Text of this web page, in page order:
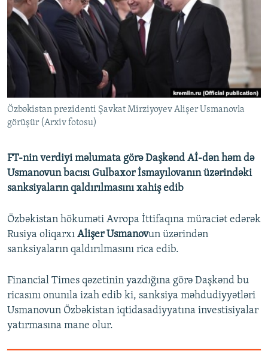
FOTOQALEREYA
İNFOQRAFIKA
KARIKATURA
OXU ZALI
AZƏRBAYCAN ƏDƏBIYYATI KITABXANASI
İSLAM VƏ DEMOKRATIYA
İZ - MƏDƏNIYYƏT PROQRAMI
HAQQIMIZDA
MISSIYAMIZ
PEŞƏ ETIKASI VƏ JURNALISTIKA STANDARTLARIMIZ
MATERIALLARIMIZDAN ISTIFADƏ
AZADLIQRADIOSU MOBIL TELEFONUNUZDA
BIZIMLƏ ƏLAQƏ
BIZI IZLƏ
RFE/RL-in bütün saytları
Özbəkistan prezidenti Şavkat Mirziyoyev Alişer Usmanovla
görüşür (Arxiv fotosu)
FT-nin verdiyi məlumata görə Daşkənd Aİ-dən həm də
Usmanovun bacısı Gulbaxor İsmayılovanın üzərindəki
sanksiyaların qaldırılmasını xahiş edib
Özbəkistan hökuməti Avropa İttifaqına müraciət edərək
Rusiya oliqarxı Alişer Usmanovun üzərindən
sanksiyaların qaldırılmasını rica edib.
Financial Times qəzetinin yazdığına görə Daşkənd bu
ricasını onunıla izah edib ki, sanksiya məhdudiyyətləri
Usmanovun Özbəkistan iqtidasadiyyatına investisiyalar
yatırmasına mane olur.